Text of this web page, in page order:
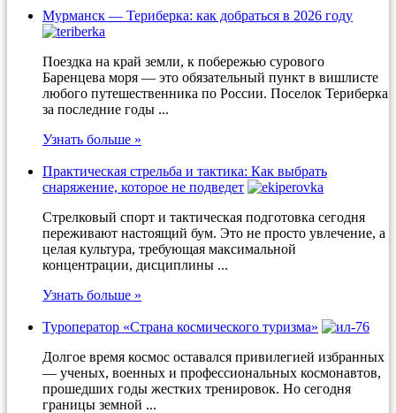
Мурманск — Териберка: как добраться в 2026 году
Поездка на край земли, к побережью сурового
Баренцева моря — это обязательный пункт в вишлисте
любого путешественника по России. Поселок Териберка
за последние годы ...
Узнать больше »
Практическая стрельба и тактика: Как выбрать
снаряжение, которое не подведет
Стрелковый спорт и тактическая подготовка сегодня
переживают настоящий бум. Это не просто увлечение, а
целая культура, требующая максимальной
концентрации, дисциплины ...
Узнать больше »
Туроператор «Страна космического туризма»
Долгое время космос оставался привилегией избранных
— ученых, военных и профессиональных космонавтов,
прошедших годы жестких тренировок. Но сегодня
границы земной ...